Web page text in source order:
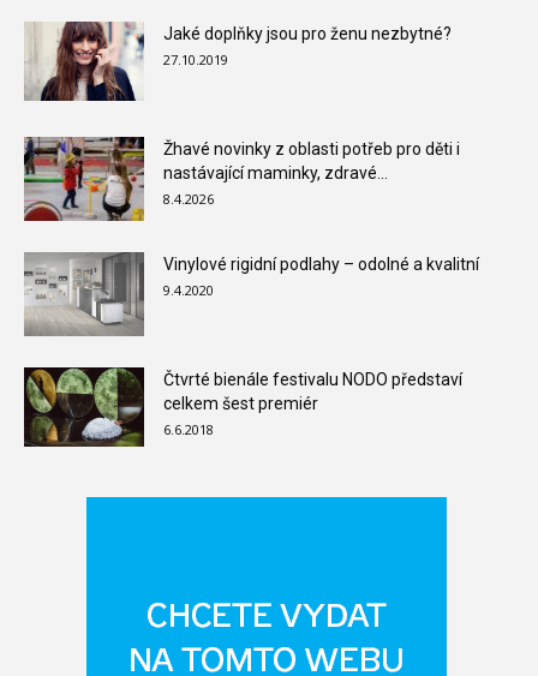
Jaké doplňky jsou pro ženu nezbytné?
27.10.2019
Žhavé novinky z oblasti potřeb pro děti i
nastávající maminky, zdravé...
8.4.2026
Vinylové rigidní podlahy – odolné a kvalitní
9.4.2020
Čtvrté bienále festivalu NODO představí
celkem šest premiér
6.6.2018